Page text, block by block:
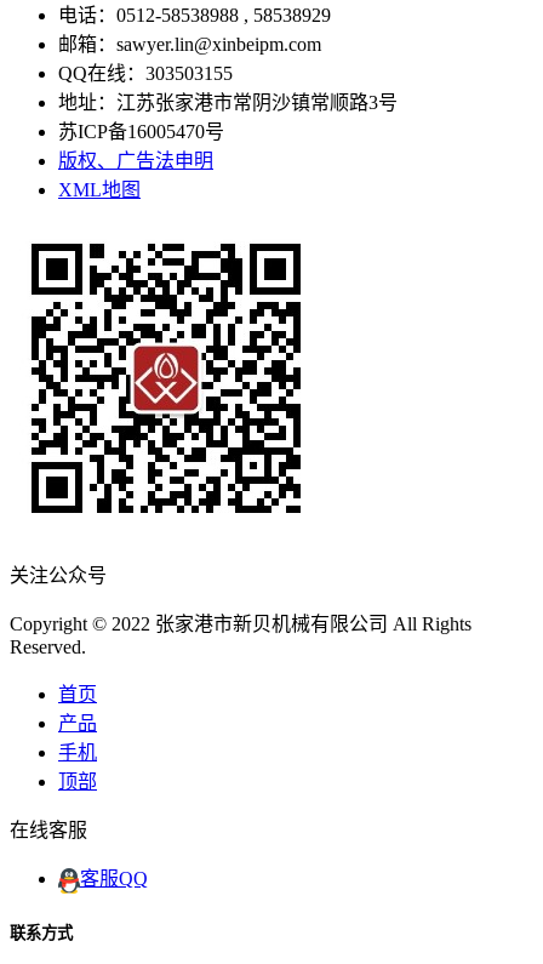
电话：0512-58538988 , 58538929
邮箱：sawyer.lin@xinbeipm.com
QQ在线：303503155
地址：江苏张家港市常阴沙镇常顺路3号
苏ICP备16005470号
版权、广告法申明
XML地图
关注公众号
Copyright © 2022 张家港市新贝机械有限公司 All Rights
Reserved.
首页
产品
手机
顶部
在线客服
客服QQ
联系方式